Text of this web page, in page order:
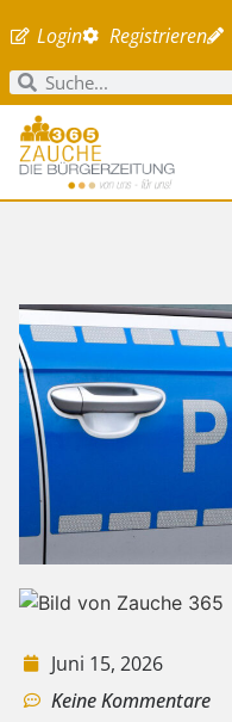
Login Registrieren
Juni 15, 2026
Keine Kommentare